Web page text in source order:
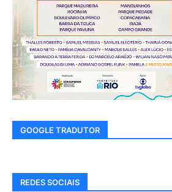
GOOGLE TRADUTOR
REDES SOCIAIS